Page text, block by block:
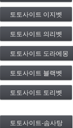
토토사이트 이지벳
토토사이트 의리벳
토토사이트 도라에몽
토토사이트 블랙벳
토토사이트 토리벳
토토사이트-솜사탕